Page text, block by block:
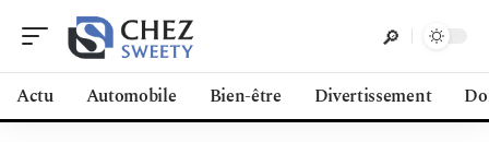
Actu Automobile Bien-être Divertissement